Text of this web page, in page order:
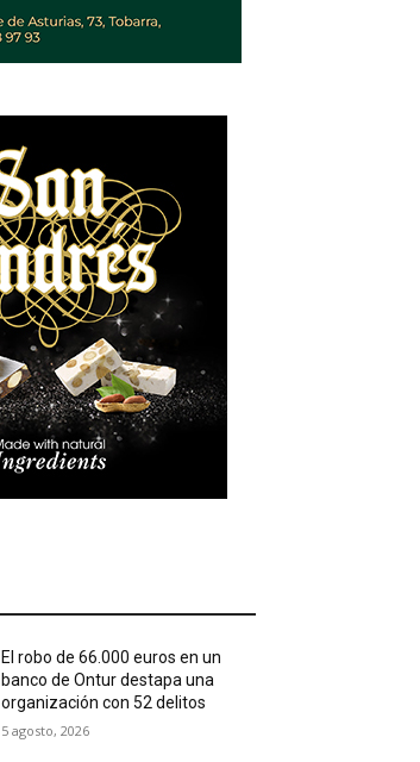
El robo de 66.000 euros en un
banco de Ontur destapa una
organización con 52 delitos
5 agosto, 2026